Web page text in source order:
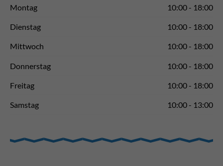
Montag 10:00 - 18:00
Dienstag 10:00 - 18:00
Mittwoch 10:00 - 18:00
Donnerstag 10:00 - 18:00
Freitag 10:00 - 18:00
Samstag 10:00 - 13:00